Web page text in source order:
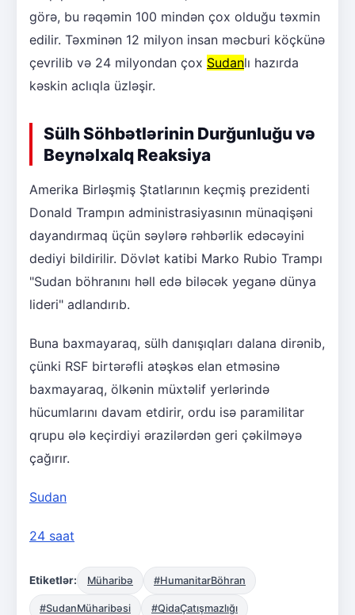
görə, bu rəqəmin 100 mindən çox olduğu təxmin
edilir. Təxminən 12 milyon insan məcburi köçkünə
çevrilib və 24 milyondan çox Sudanlı hazırda
kəskin aclıqla üzləşir.
Sülh Söhbətlərinin Durğunluğu və
Beynəlxalq Reaksiya
Amerika Birləşmiş Ştatlarının keçmiş prezidenti
Donald Trampın administrasiyasının münaqişəni
dayandırmaq üçün səylərə rəhbərlik edəcəyini
dediyi bildirilir. Dövlət katibi Marko Rubio Trampı
"Sudan böhranını həll edə biləcək yeganə dünya
lideri" adlandırıb.
Buna baxmayaraq, sülh danışıqları dalana dirənib,
çünki RSF birtərəfli atəşkəs elan etməsinə
baxmayaraq, ölkənin müxtəlif yerlərində
hücumlarını davam etdirir, ordu isə paramilitar
qrupu ələ keçirdiyi ərazilərdən geri çəkilməyə
çağırır.
Sudan
24 saat
Etiketlər: Müharibə #HumanitarBöhran
#SudanMüharibəsi #QidaÇatışmazlığı